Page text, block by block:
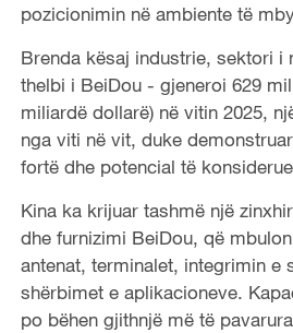
pozicionimin në ambiente të
Brenda kësaj industrie, sektori i
thelbi i BeiDou - gjeneroi 629
miliardë dollarë) në vitin 2025,
nga viti në vit, duke
fortë dhe potencial të
Kina ka krijuar tashmë një
dhe furnizimi BeiDou, që
antenat, terminalet, integrimin e
shërbimet e aplikacioneve.
po bëhen gjithnjë më të